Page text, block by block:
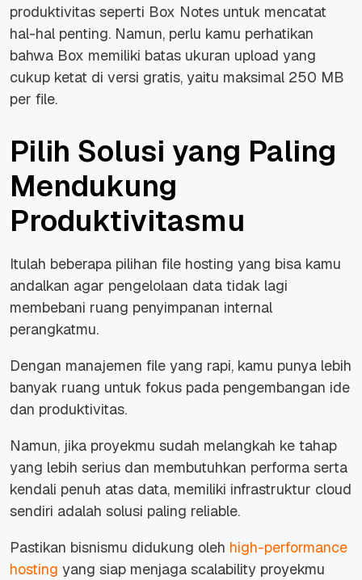
produktivitas seperti Box Notes untuk mencatat
hal-hal penting. Namun, perlu kamu perhatikan
bahwa Box memiliki batas ukuran upload yang
cukup ketat di versi gratis, yaitu maksimal 250 MB
per file.
Pilih Solusi yang Paling
Mendukung
Produktivitasmu
Itulah beberapa pilihan file hosting yang bisa kamu
andalkan agar pengelolaan data tidak lagi
membebani ruang penyimpanan internal
perangkatmu.
Dengan manajemen file yang rapi, kamu punya lebih
banyak ruang untuk fokus pada pengembangan ide
dan produktivitas.
Namun, jika proyekmu sudah melangkah ke tahap
yang lebih serius dan membutuhkan performa serta
kendali penuh atas data, memiliki infrastruktur cloud
sendiri adalah solusi paling reliable.
Pastikan bisnismu didukung oleh high-performance
hosting yang siap menjaga scalability proyekmu